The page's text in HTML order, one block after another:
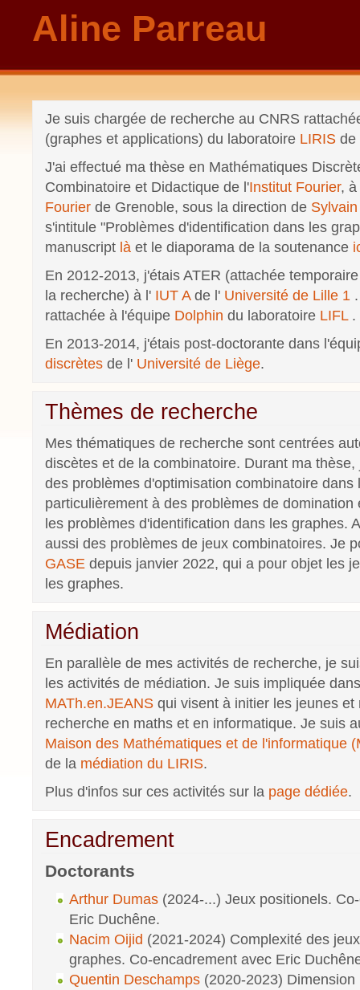
Aline Parreau
Je suis chargée de recherche au CNRS
(graphes et applications) du laboratoire LIRIS de
J'ai effectué ma thèse en Mathématiques
Combinatoire et Didactique de l'Institut Fourier, à
Fourier de Grenoble, sous la direction de
s'intitule "Problèmes d'identification dans les
manuscript là et le diaporama de la soutenance
En 2012-2013, j'étais ATER (attachée
la recherche) à l' IUT A de l' Université de Lille 1
rattachée à l'équipe Dolphin du laboratoire LIFL .
En 2013-2014, j'étais post-doctorante dans
discrètes de l' Université de Liège.
Thèmes de recherche
Mes thématiques de recherche sont centrées
discètes et de la combinatoire. Durant ma
des problèmes d'optimisation combinatoire dans
particulièrement à des problèmes de
les problèmes d'identification dans les graphes.
aussi des problèmes de jeux combinatoires. Je
GASE depuis janvier 2022, qui a pour objet les
les graphes.
Médiation
En parallèle de mes activités de recherche, je
les activités de médiation. Je suis impliquée
MATh.en.JEANS qui visent à initier les jeunes et
recherche en maths et en informatique. Je suis
Maison des Mathématiques et de l'informatique
de la médiation du LIRIS.
Plus d'infos sur ces activités sur la page dédiée.
Encadrement
Doctorants
Arthur Dumas (2024-...) Jeux positionels.
Eric Duchêne.
Nacim Oijid (2021-2024) Complexité des
graphes. Co-encadrement avec Eric
Quentin Deschamps (2020-2023)